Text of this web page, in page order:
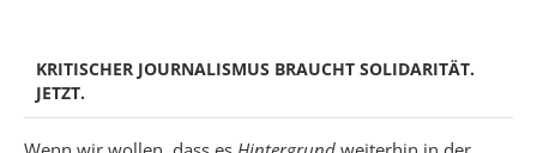
KRITISCHER JOURNALISMUS BRAUCHT SOLIDARITÄT.
JETZT.